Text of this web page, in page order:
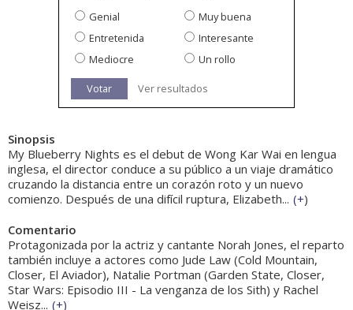
Genial
Muy buena
Entretenida
Interesante
Mediocre
Un rollo
Votar Ver resultados
Sinopsis
My Blueberry Nights es el debut de Wong Kar Wai en lengua
inglesa, el director conduce a su público a un viaje dramático
cruzando la distancia entre un corazón roto y un nuevo
comienzo. Después de una difícil ruptura, Elizabeth... (+)
Comentario
Protagonizada por la actriz y cantante Norah Jones, el reparto
también incluye a actores como Jude Law (Cold Mountain,
Closer, El Aviador), Natalie Portman (Garden State, Closer,
Star Wars: Episodio III - La venganza de los Sith) y Rachel
Weisz... (+)